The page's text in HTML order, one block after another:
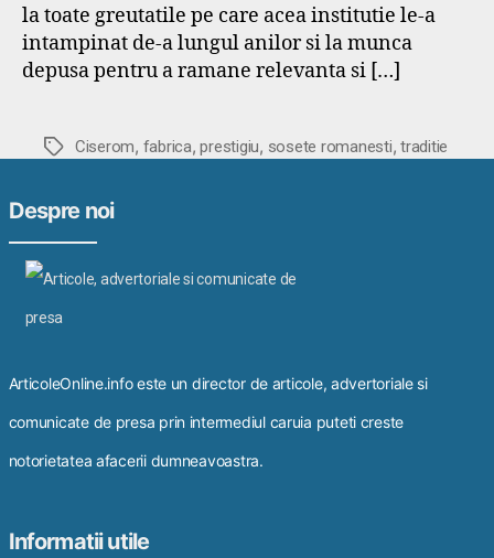
la toate greutatile pe care acea institutie le-a
intampinat de-a lungul anilor si la munca
depusa pentru a ramane relevanta si […]
Etichete
Ciserom, fabrica,prestigiu, sosete romanesti,traditie
Despre noi
ArticoleOnline.info este un director de articole, advertoriale si
comunicate de presa prin intermediul caruia puteti creste
notorietatea afacerii dumneavoastra.
Informatii utile